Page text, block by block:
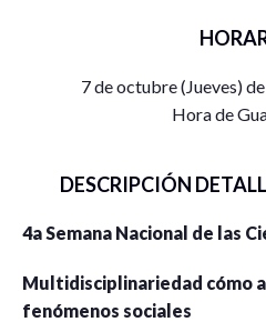
7 de octubre (Jueves)
Hora de
DESCRIPCIÓN
4a Semana Nacional de las
Multidisciplinariedad cómo
fenómenos sociales